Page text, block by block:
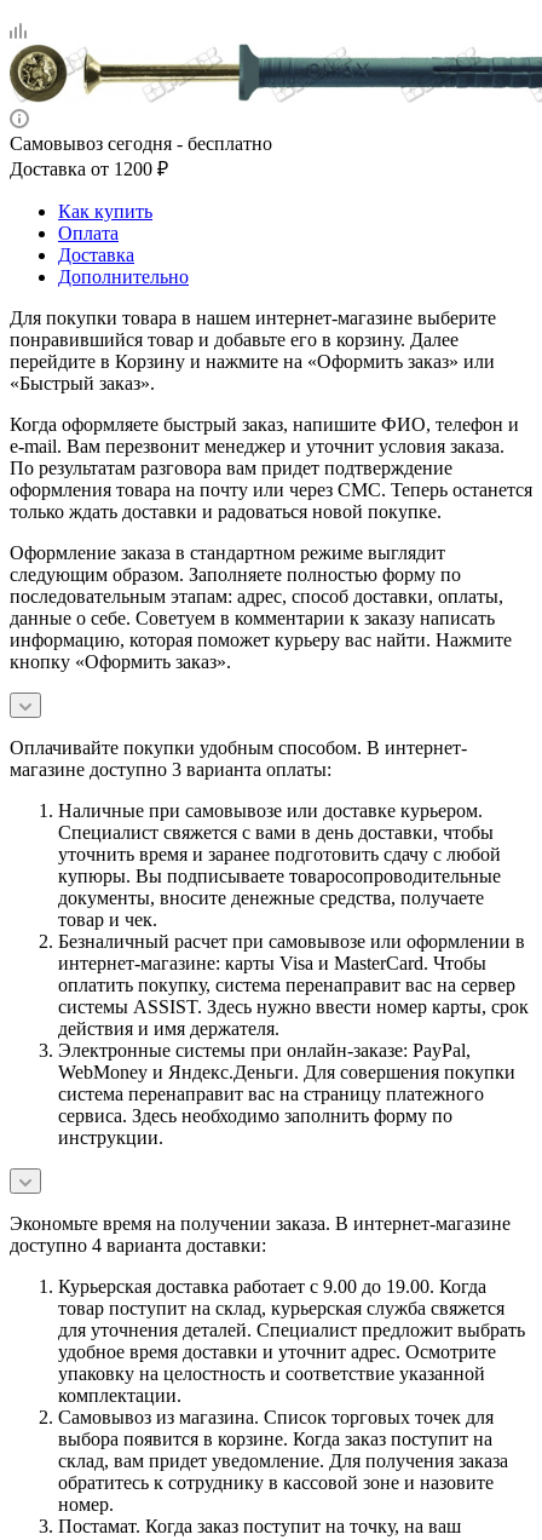
Самовывоз сегодня - бесплатно
Доставка от 1200 ₽
Как купить
Оплата
Доставка
Дополнительно
Для покупки товара в нашем интернет-магазине выберите
понравившийся товар и добавьте его в корзину. Далее
перейдите в Корзину и нажмите на «Оформить заказ» или
«Быстрый заказ».
Когда оформляете быстрый заказ, напишите ФИО, телефон и
e-mail. Вам перезвонит менеджер и уточнит условия заказа.
По результатам разговора вам придет подтверждение
оформления товара на почту или через СМС. Теперь останется
только ждать доставки и радоваться новой покупке.
Оформление заказа в стандартном режиме выглядит
следующим образом. Заполняете полностью форму по
последовательным этапам: адрес, способ доставки, оплаты,
данные о себе. Советуем в комментарии к заказу написать
информацию, которая поможет курьеру вас найти. Нажмите
кнопку «Оформить заказ».
Оплачивайте покупки удобным способом. В интернет-
магазине доступно 3 варианта оплаты:
Наличные при самовывозе или доставке курьером.
Специалист свяжется с вами в день доставки, чтобы
уточнить время и заранее подготовить сдачу с любой
купюры. Вы подписываете товаросопроводительные
документы, вносите денежные средства, получаете
товар и чек.
Безналичный расчет при самовывозе или оформлении в
интернет-магазине: карты Visa и MasterCard. Чтобы
оплатить покупку, система перенаправит вас на сервер
системы ASSIST. Здесь нужно ввести номер карты, срок
действия и имя держателя.
Электронные системы при онлайн-заказе: PayPal,
WebMoney и Яндекс.Деньги. Для совершения покупки
система перенаправит вас на страницу платежного
сервиса. Здесь необходимо заполнить форму по
инструкции.
Экономьте время на получении заказа. В интернет-магазине
доступно 4 варианта доставки:
Курьерская доставка работает с 9.00 до 19.00. Когда
товар поступит на склад, курьерская служба свяжется
для уточнения деталей. Специалист предложит выбрать
удобное время доставки и уточнит адрес. Осмотрите
упаковку на целостность и соответствие указанной
комплектации.
Самовывоз из магазина. Список торговых точек для
выбора появится в корзине. Когда заказ поступит на
склад, вам придет уведомление. Для получения заказа
обратитесь к сотруднику в кассовой зоне и назовите
номер.
Постамат. Когда заказ поступит на точку, на ваш